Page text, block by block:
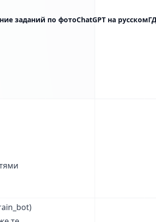
заданий по фотоChatGPT на русском